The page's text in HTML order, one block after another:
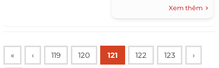
Xem thêm
« ‹ 119 120 121 122 123 ›